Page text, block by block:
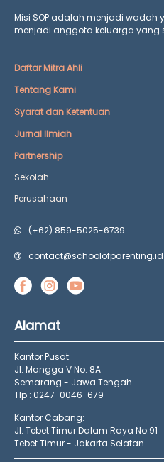
Misi SOP adalah menjadi wadah
menjadi anggota keluarga yang
Daftar Mitra Ahli
Tentang Kami
Syarat dan Ketentuan
Jurnal Ilmiah
Partnership
Sekolah
Perusahaan
(+62) 859-5025-6739
contact@schoolofparenting.id
Alamat
Kantor Pusat:
Jl. Mangga V No. 8A
Semarang - Jawa Tengah
Tlp : 0247-0046-679
Kantor Cabang:
Jl. Tebet Timur Dalam Raya No.91
Tebet Timur - Jakarta Selatan